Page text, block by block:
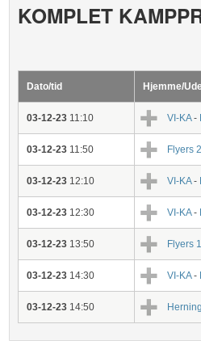
KOMPLET
Dato/tid Hjemme/
03-12-23 11:10 VI-KA-
03-12-23 11:50 Flyers 2
03-12-23 12:10 VI-KA-
03-12-23 12:30 VI-KA-
03-12-23 13:50 Flyers 1
03-12-23 14:30 VI-KA-
03-12-23 14:50